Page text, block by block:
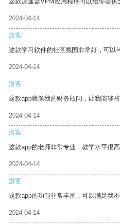
2024-04-14
游客
这款学习软件的社区氛围非常好，可以
2024-04-14
游客
这款app就像我的财务顾问，让我能够省
2024-04-14
游客
这款app的老师非常专业，教学水平很
2024-04-14
游客
这款app的功能非常丰富，可以满足我不
2024-04-14